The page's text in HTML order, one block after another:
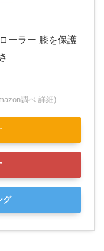
ーラー 膝を保護
調べ-詳細)
グ